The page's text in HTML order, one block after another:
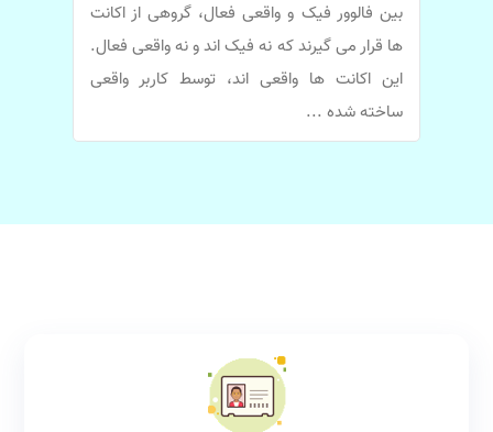
بین فالوور فیک و واقعی فعال، گروهی از اکانت
ها قرار می گیرند که نه فیک اند و نه واقعی فعال.
این اکانت ها واقعی اند، توسط کاربر واقعی
ساخته شده ...